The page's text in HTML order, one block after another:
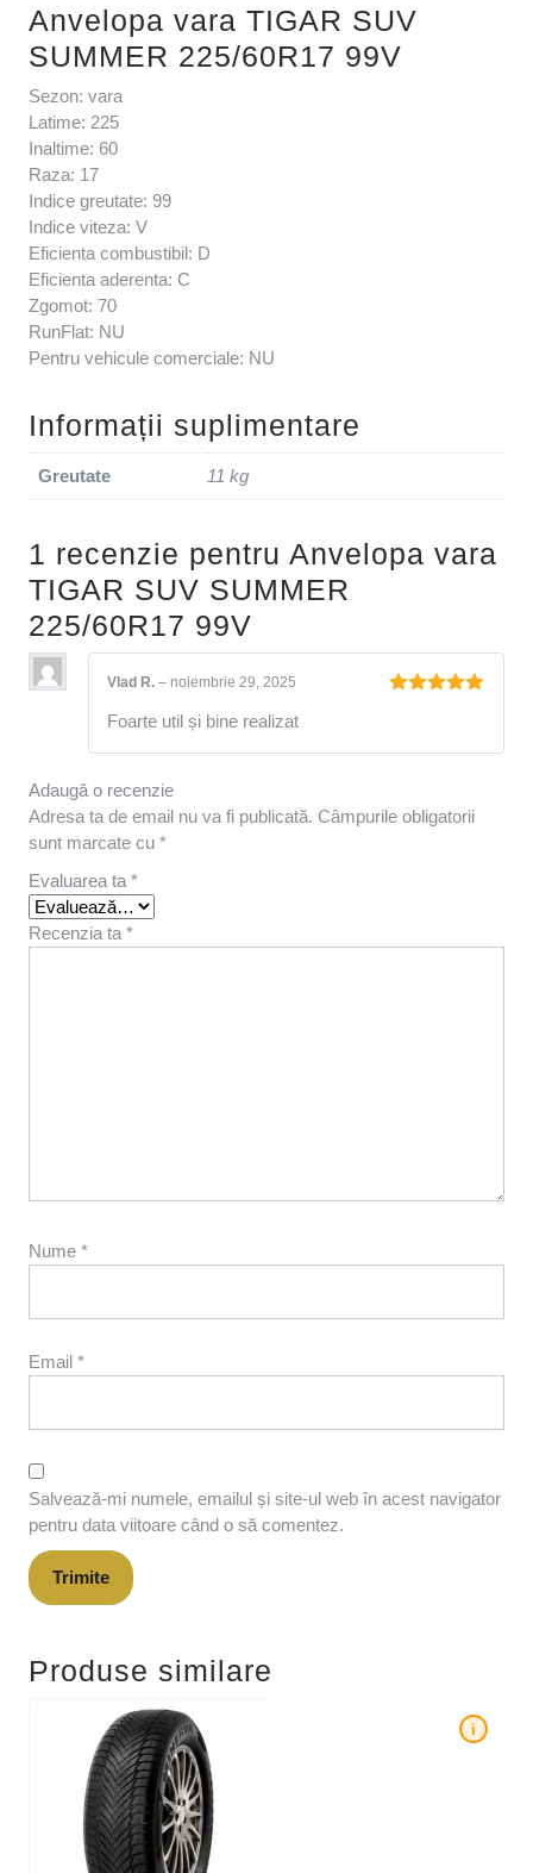
Anvelopa vara TIGAR SUV
SUMMER 225/60R17 99V
Sezon: vara
Latime: 225
Inaltime: 60
Raza: 17
Indice greutate: 99
Indice viteza: V
Eficienta combustibil: D
Eficienta aderenta: C
Zgomot: 70
RunFlat: NU
Pentru vehicule comerciale: NU
Informații suplimentare
Greutate 11 kg
1 recenzie pentru Anvelopa vara
TIGAR SUV SUMMER
225/60R17 99V
Vlad R. – noiembrie 29, 2025
Foarte util și bine realizat
Adaugă o recenzie
Adresa ta de email nu va fi publicată. Câmpurile obligatorii
sunt marcate cu *
Evaluarea ta *
Recenzia ta *
Nume *
Email *
Salvează-mi numele, emailul și site-ul web în acest navigator
pentru data viitoare când o să comentez.
Produse similare
i